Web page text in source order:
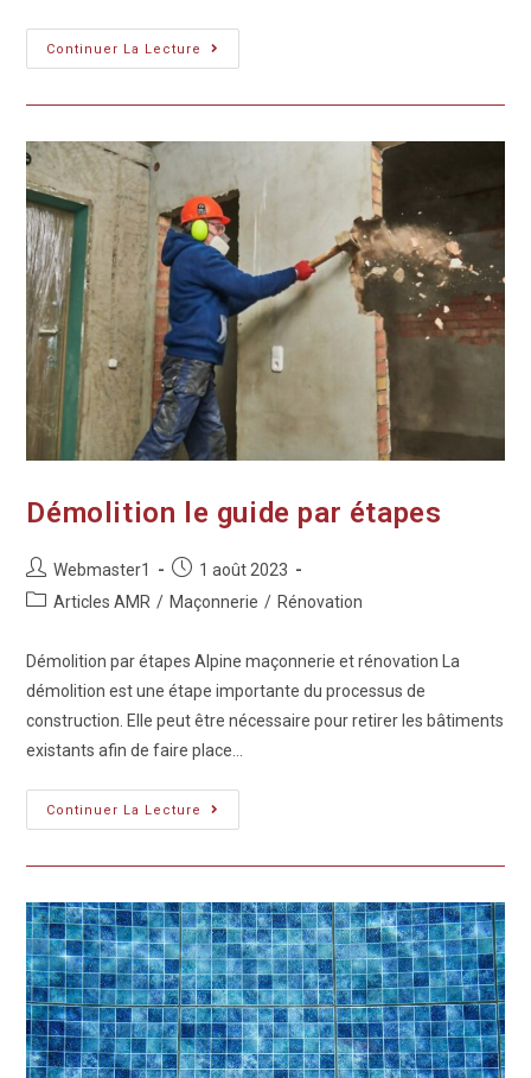
Continuer La Lecture
Démolition le guide par étapes
Webmaster1
1 août 2023
Articles AMR / Maçonnerie / Rénovation
Démolition par étapes Alpine maçonnerie et rénovation La
démolition est une étape importante du processus de
construction. Elle peut être nécessaire pour retirer les bâtiments
existants afin de faire place…
Continuer La Lecture